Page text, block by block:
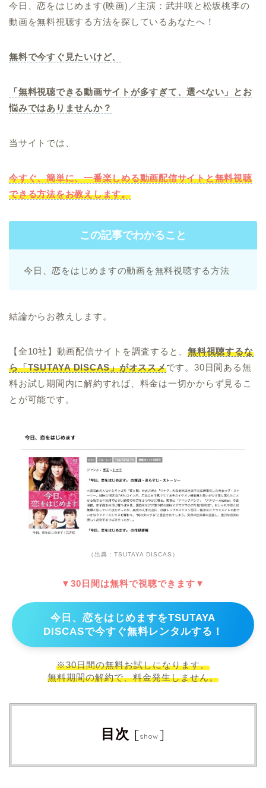
今日、恋をはじめます(映画)／主演：武井咲と松坂桃李の
動画を無料視聴する方法を探しているあなたへ！
無料で今すぐ見たいけど、
「無料視聴できる動画サイトが多すぎて、選べない」とお
悩みではありませんか？
当サイトでは、
今すぐ、簡単に、一番楽しめる動画配信サイトと無料視聴
できる方法をお教えします。
この記事でわかること
今日、恋をはじめますの動画を無料視聴する方法
結論からお教えします。
【全10社】動画配信サイトを調査すると、無料視聴するな
ら「TSUTAYA DISCAS」がオススメです。30日間ある無
料お試し期間内に解約すれば、料金は一切かからず見るこ
とが可能です。
（出典：TSUTAYA DISCAS）
▼30日間は無料で視聴できます▼
今日、恋をはじめますをTSUTAYA
DISCASで今すぐ無料レンタルする！
※30日間の無料お試しになります。
無料期間の解約で、料金発生しません。
目次 [show ]